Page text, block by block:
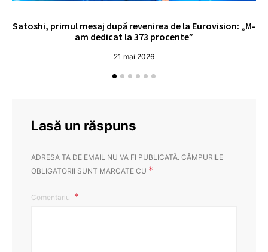
Satoshi, primul mesaj după revenirea de la Eurovision: „M-
am dedicat la 373 procente”
21 mai 2026
Lasă un răspuns
ADRESA TA DE EMAIL NU VA FI PUBLICATĂ. CÂMPURILE
OBLIGATORII SUNT MARCATE CU *
Comentariu